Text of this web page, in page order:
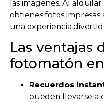
las imágenes. Al
obtienes fotos impresas
una experiencia
Las ventajas
fotomatón
Recuerdos
pueden llevarse a